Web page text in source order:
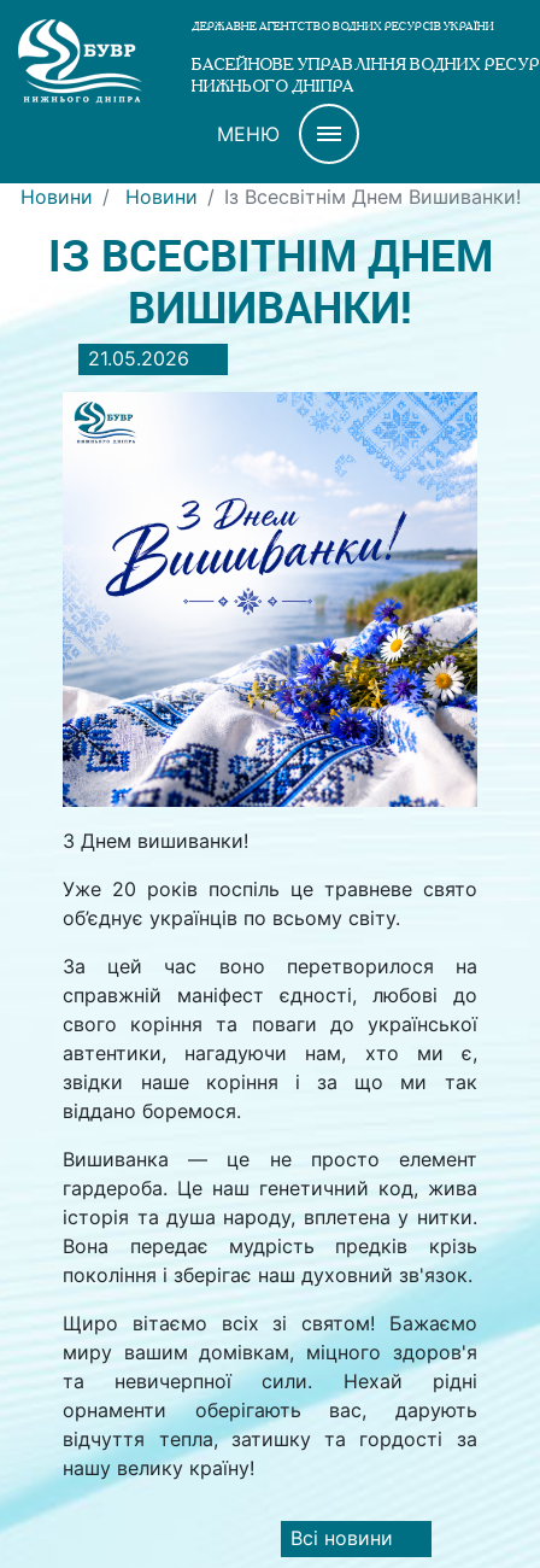
ДЕРЖАВНЕ АГЕНТСТВО ВОДНИХ РЕСУРСІВ УКРАЇНИ
БАСЕЙНОВЕ УПРАВЛІННЯ ВОДНИХ
НИЖНЬОГО ДНІПРА
МЕНЮ
Новини Новини Із Всесвітнім Днем Вишиванки!
ІЗ ВСЕСВІТНІМ ДНЕМ
ВИШИВАНКИ!
21.05.2026
З Днем вишиванки!
Уже 20 років поспіль це травневе свято
об’єднує українців по всьому світу.
За цей час воно перетворилося на
справжній маніфест єдності, любові до
свого коріння та поваги до української
автентики, нагадуючи нам, хто ми є,
звідки наше коріння і за що ми так
віддано боремося.
Вишиванка — це не просто елемент
гардероба. Це наш генетичний код, жива
історія та душа народу, вплетена у нитки.
Вона передає мудрість предків крізь
покоління і зберігає наш духовний зв'язок.
Щиро вітаємо всіх зі святом! Бажаємо
миру вашим домівкам, міцного здоров'я
та невичерпної сили. Нехай рідні
орнаменти оберігають вас, дарують
відчуття тепла, затишку та гордості за
нашу велику країну!
Всі новини